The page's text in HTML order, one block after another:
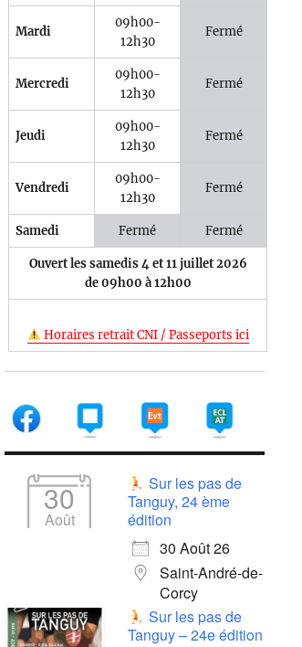
Mardi
09h00-
12h30
Fermé
Mercredi
09h00-
12h30
Fermé
Jeudi
09h00-
12h30
Fermé
Vendredi
09h00-
12h30
Fermé
Samedi Fermé Fermé
Ouvert les samedis 4 et 11 juillet 2026
de 09h00 à 12h00
Horaires retrait CNI / Passeports ici
30
Août
Sur les pas de
Tanguy, 24 ème
édition
30 Août 26
Saint-André-de-
Corcy
Sur les pas de
Tanguy – 24e édition